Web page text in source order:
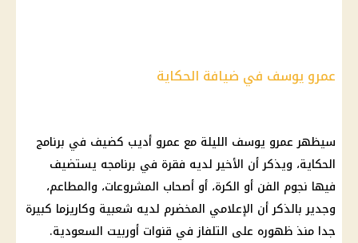
عمرو يوسف في ضيافة الحكاية
سيظهر عمرو يوسف الليلة مع عمرو أديب كضيف في برنامج
الحكاية، ويذكر أن الأخير لديه فقرة في برنامجه يستضيف
فيها نجوم الفن أو الكرة، أو أصحاب المشروعات، والمطاعم،
وجدير بالذكر أن الإعلامي المخضرم لديه شعبية وكاريزما كبيرة
جدا منذ ظهوره على التلفاز في قنوات أوربيت السعودية.